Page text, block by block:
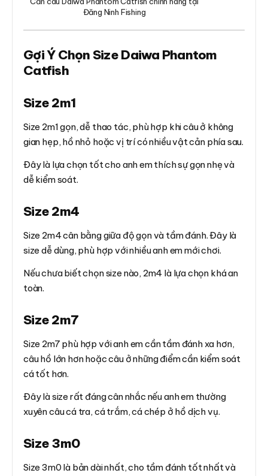
Đăng Ninh Fishing
Gợi Ý Chọn Size Daiwa Phantom
Catfish
Size 2m1
Size 2m1 gọn, dễ thao tác, phù hợp khi câu ở không
gian hẹp, hồ nhỏ hoặc vị trí có nhiều vật cản phía sau.
Đây là lựa chọn tốt cho anh em thích sự gọn nhẹ và
dễ kiểm soát.
Size 2m4
Size 2m4 cân bằng giữa độ gọn và tầm đánh. Đây là
size dễ dùng, phù hợp với nhiều anh em mới chơi.
Nếu chưa biết chọn size nào, 2m4 là lựa chọn khá an
toàn.
Size 2m7
Size 2m7 phù hợp với anh em cần tầm đánh xa hơn,
câu hồ lớn hơn hoặc câu ở những điểm cần kiểm soát
cá tốt hơn.
Đây là size rất đáng cân nhắc nếu anh em thường
xuyên câu cá tra, cá trắm, cá chép ở hồ dịch vụ.
Size 3m0
Size 3m0 là bản dài nhất, cho tầm đánh tốt nhất và